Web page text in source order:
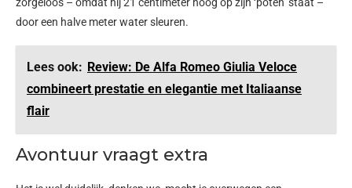
door een halve meter water sleuren.
Lees ook: Review: De Alfa Romeo Giulia Veloce
combineert prestatie en elegantie met Italiaanse
flair
Avontuur vraagt extra